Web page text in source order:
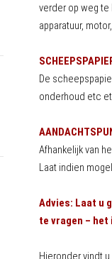
verder op weg te
apparatuur,
De
onderhoud etc
Afhankelijk van
Laat indien
Advies: Laat u
te vragen – het
Hieronder vindt